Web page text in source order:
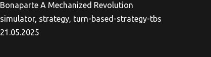
Bonaparte A Mechanized Revolution
simulator, strategy, turn-based-strategy-tbs
21.05.2025